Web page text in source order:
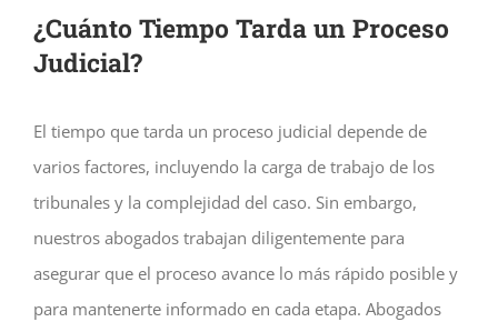
¿Cuánto Tiempo Tarda un Proceso
Judicial?
El tiempo que tarda un proceso judicial depende de
varios factores, incluyendo la carga de trabajo de los
tribunales y la complejidad del caso. Sin embargo,
nuestros abogados trabajan diligentemente para
asegurar que el proceso avance lo más rápido posible y
para mantenerte informado en cada etapa. Abogados